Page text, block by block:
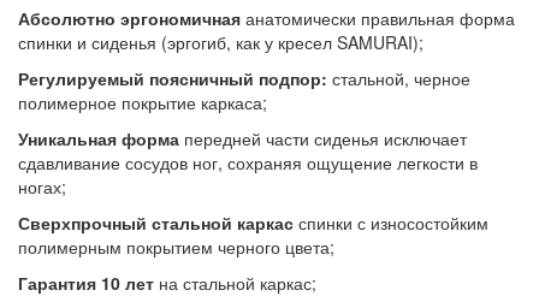
Абсолютно эргономичная анатомически правильная форма
спинки и сиденья (эргогиб, как у кресел SAMURAI);
Регулируемый поясничный подпор: стальной, черное
полимерное покрытие каркаса;
Уникальная форма передней части сиденья исключает
сдавливание сосудов ног, сохраняя ощущение легкости в
ногах;
Сверхпрочный стальной каркас спинки с износостойким
полимерным покрытием черного цвета;
Гарантия 10 лет на стальной каркас;